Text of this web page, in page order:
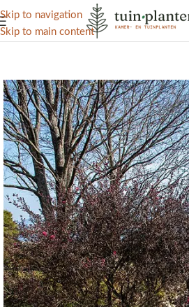
Skip to navigation
Skip to main content
Het grootste aanbod kamer-
Home/ Kennisbank/Tuinplanten